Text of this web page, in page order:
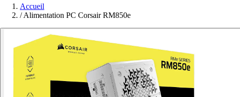
Accueil
/ Alimentation PC Corsair RM850e